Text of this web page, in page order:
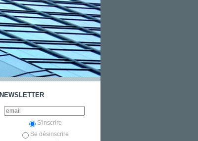
NEWSLETTER
S'inscrire
Se désinscrire